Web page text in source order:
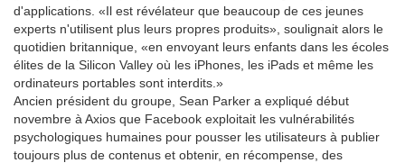
d'applications. «Il est révélateur que beaucoup de ces jeunes
experts n'utilisent plus leurs propres produits», soulignait alors le
quotidien britannique, «en envoyant leurs enfants dans les écoles
élites de la Silicon Valley où les iPhones, les iPads et même les
ordinateurs portables sont interdits.»
Ancien président du groupe, Sean Parker a expliqué début
novembre à Axios que Facebook exploitait les vulnérabilités
psychologiques humaines pour pousser les utilisateurs à publier
toujours plus de contenus et obtenir, en récompense, des